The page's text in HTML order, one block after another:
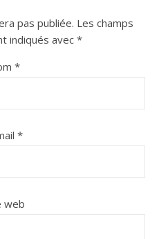
pas publiée. Les champs
indiqués avec *
*
*
web